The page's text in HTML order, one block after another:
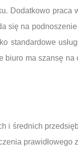
Dodatkowo praca
się na
standardowe
ma szansę na
i średnich
prawidłowego